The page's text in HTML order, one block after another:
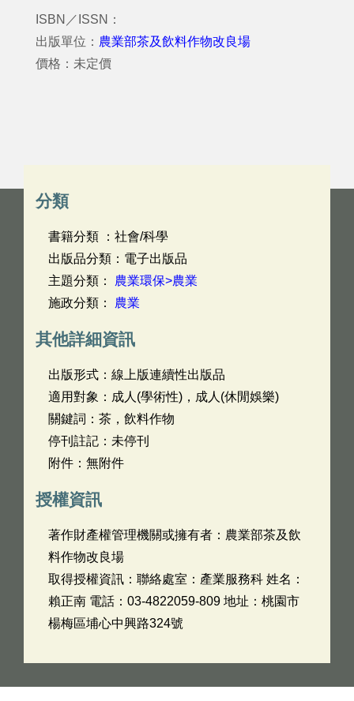
ISBN／ISSN：
出版單位： 農業部茶及飲料作物改良場
價格：未定價
分類
書籍分類 ：社會/科學
出版品分類：電子出版品
主題分類： 農業環保>農業
施政分類： 農業
其他詳細資訊
出版形式：線上版連續性出版品
適用對象：成人(學術性)，成人(休閒娛樂)
關鍵詞：茶，飲料作物
停刊註記：未停刊
附件：無附件
授權資訊
著作財產權管理機關或擁有者：農業部茶及飲
料作物改良場
取得授權資訊：聯絡處室：產業服務科 姓名：
賴正南 電話：03-4822059-809 地址：桃園市
楊梅區埔心中興路324號